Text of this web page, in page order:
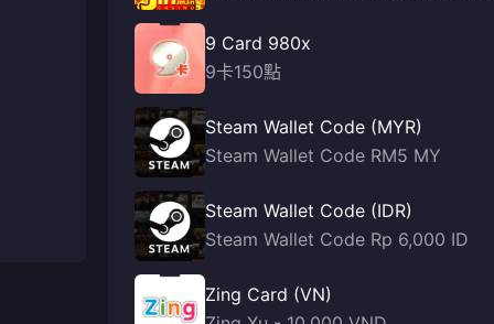
9 Card 980x
9卡150點
Steam Wallet Code (MYR)
Steam Wallet Code RM5 MY
Steam Wallet Code (IDR)
Steam Wallet Code Rp 6,000 ID
Zing Card (VN)